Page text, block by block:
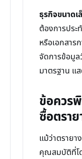
ธุรกิจขนาดเ
ต้องการปร
หรือเอกสาร
จัดการข้อมูล
มาตรฐาน แ
ข้อควร
ซื้อตรา
แม้ว่าตรายา
คุณสมบัติที่โ